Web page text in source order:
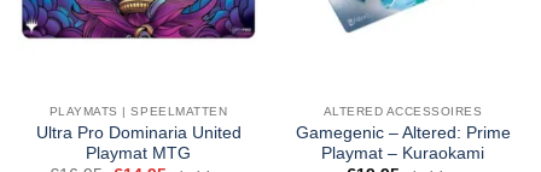
PLAYMATS | SPEELMATTEN
Ultra Pro Dominaria United
Playmat MTG
ALTERED ACCESSOIRES
Gamegenic – Altered: Prime
Playmat – Kuraokami